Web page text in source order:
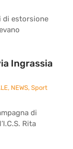
di estorsione
Ingrassia
, NEWS, Sport
di
Rita